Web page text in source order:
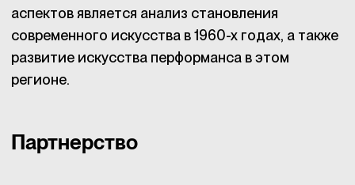
аспектов является анализ становления
современного искусства в 1960-х годах, а также
развитие искусства перформанса в этом
регионе.
Партнерство